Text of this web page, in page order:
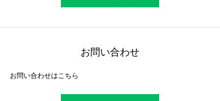
お問い合わせ
お問い合わせはこちら